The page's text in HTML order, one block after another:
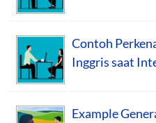
Contoh
Inggris saat
Example